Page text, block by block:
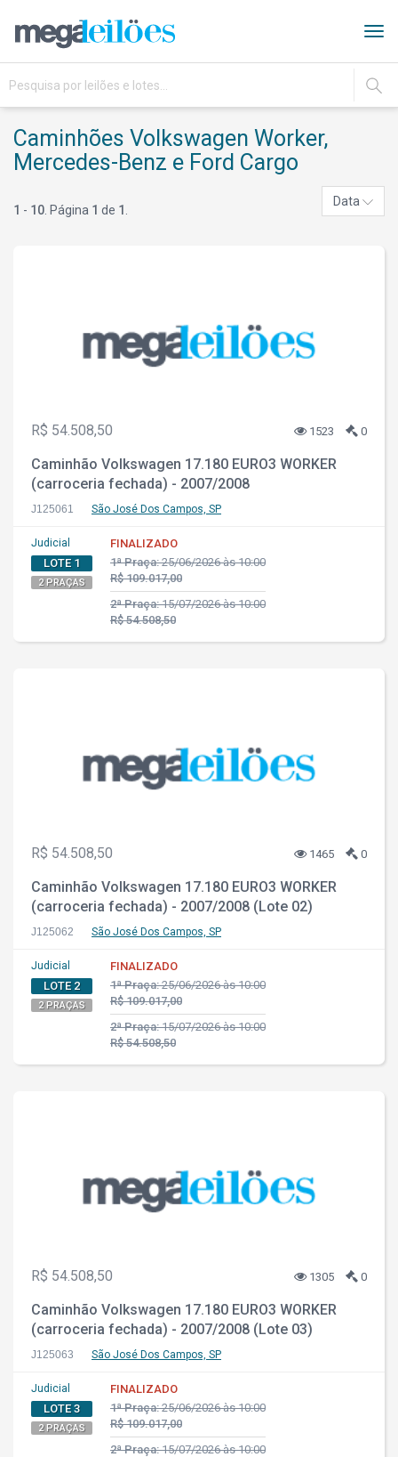
IR
Caminhões Volkswagen Worker,
Mercedes-Benz e Ford Cargo
1 - 10 . Página 1 de 1
Data
R$ 54.508,50 1523 0
Caminhão Volkswagen 17.180 EURO3 WORKER
(carroceria fechada) - 2007/2008
J125061 São José Dos Campos, SP
Judicial
LOTE 1
2 PRAÇAS
FINALIZADO
1ª Praça:25/06/2026 às 10:00
R$ 109.017,00
2ª Praça:15/07/2026 às 10:00
R$ 54.508,50
R$ 54.508,50 1465 0
Caminhão Volkswagen 17.180 EURO3 WORKER
(carroceria fechada) - 2007/2008 (Lote 02)
J125062 São José Dos Campos, SP
Judicial
LOTE 2
2 PRAÇAS
FINALIZADO
1ª Praça:25/06/2026 às 10:00
R$ 109.017,00
2ª Praça:15/07/2026 às 10:00
R$ 54.508,50
R$ 54.508,50 1305 0
Caminhão Volkswagen 17.180 EURO3 WORKER
(carroceria fechada) - 2007/2008 (Lote 03)
J125063 São José Dos Campos, SP
Judicial
LOTE 3
2 PRAÇAS
FINALIZADO
1ª Praça:25/06/2026 às 10:00
R$ 109.017,00
2ª Praça:15/07/2026 às 10:00